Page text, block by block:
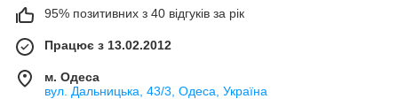
95% позитивних з 40 відгуків за рік
Працює з 13.02.2012
м. Одеса
вул. Дальницька, 43/3, Одеса, Україна